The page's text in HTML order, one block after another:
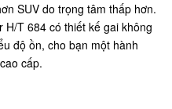
SUV do trọng tâm thấp hơn.
T 684 có thiết kế gai không
độ ồn, cho bạn một hành
cấp.